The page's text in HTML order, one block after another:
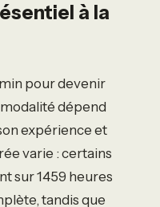
à la
pour devenir
dépend
expérience et
varie : certains
sur 1459 heures
tandis que